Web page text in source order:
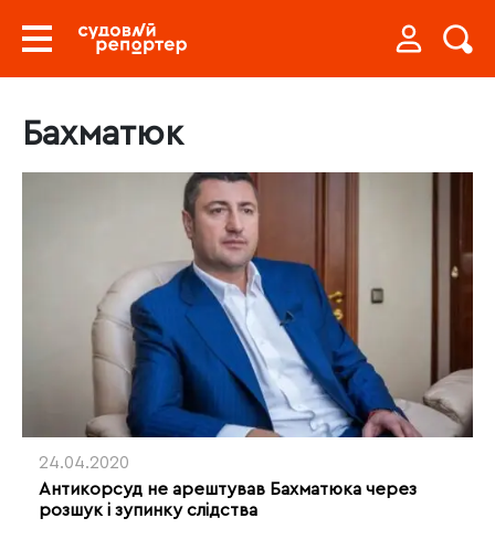
Бахматюк
24.04.2020
Антикорсуд не арештував Бахматюка через
розшук і зупинку слідства